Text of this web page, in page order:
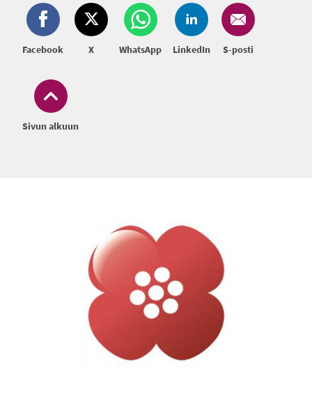
Sivun alkuun
Facebook X WhatsApp LinkedIn S-posti